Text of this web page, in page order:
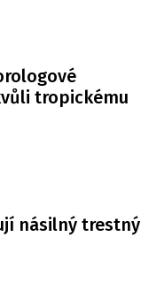
tropickému
násilný trestný